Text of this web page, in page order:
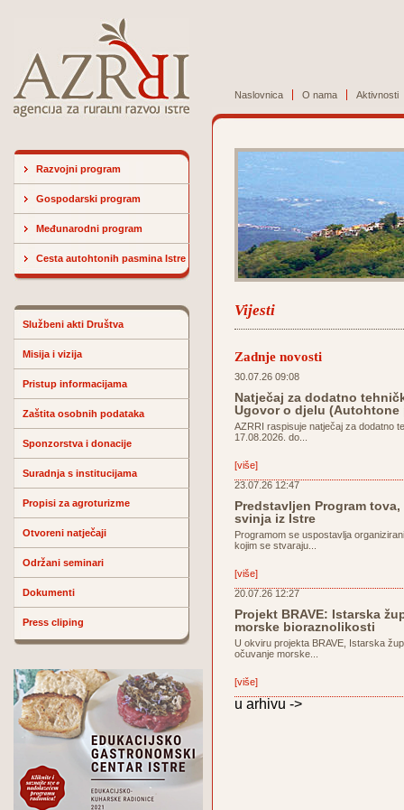
Naslovnica O nama Aktivnosti
Razvojni program
Gospodarski program
Međunarodni program
Cesta autohtonih pasmina Istre
Službeni akti Društva
Misija i vizija
Pristup informacijama
Zaštita osobnih podataka
Sponzorstva i donacije
Suradnja s institucijama
Propisi za agroturizme
Otvoreni natječaji
Održani seminari
Dokumenti
Press cliping
Vijesti
Zadnje novosti
30.07.26 09:08
Natječaj za dodatno
Ugovor o djelu (Autohtone
AZRRI raspisuje natječaj za dodatno
17.08.2026. do...
[više]
23.07.26 12:47
Predstavljen Program
svinja iz Istre
Programom se uspostavlja
kojim se stvaraju...
[više]
20.07.26 12:27
Projekt BRAVE: Istarska
morske bioraznolikosti
U okviru projekta BRAVE, Istarska
očuvanje morske...
[više]
u arhivu ->